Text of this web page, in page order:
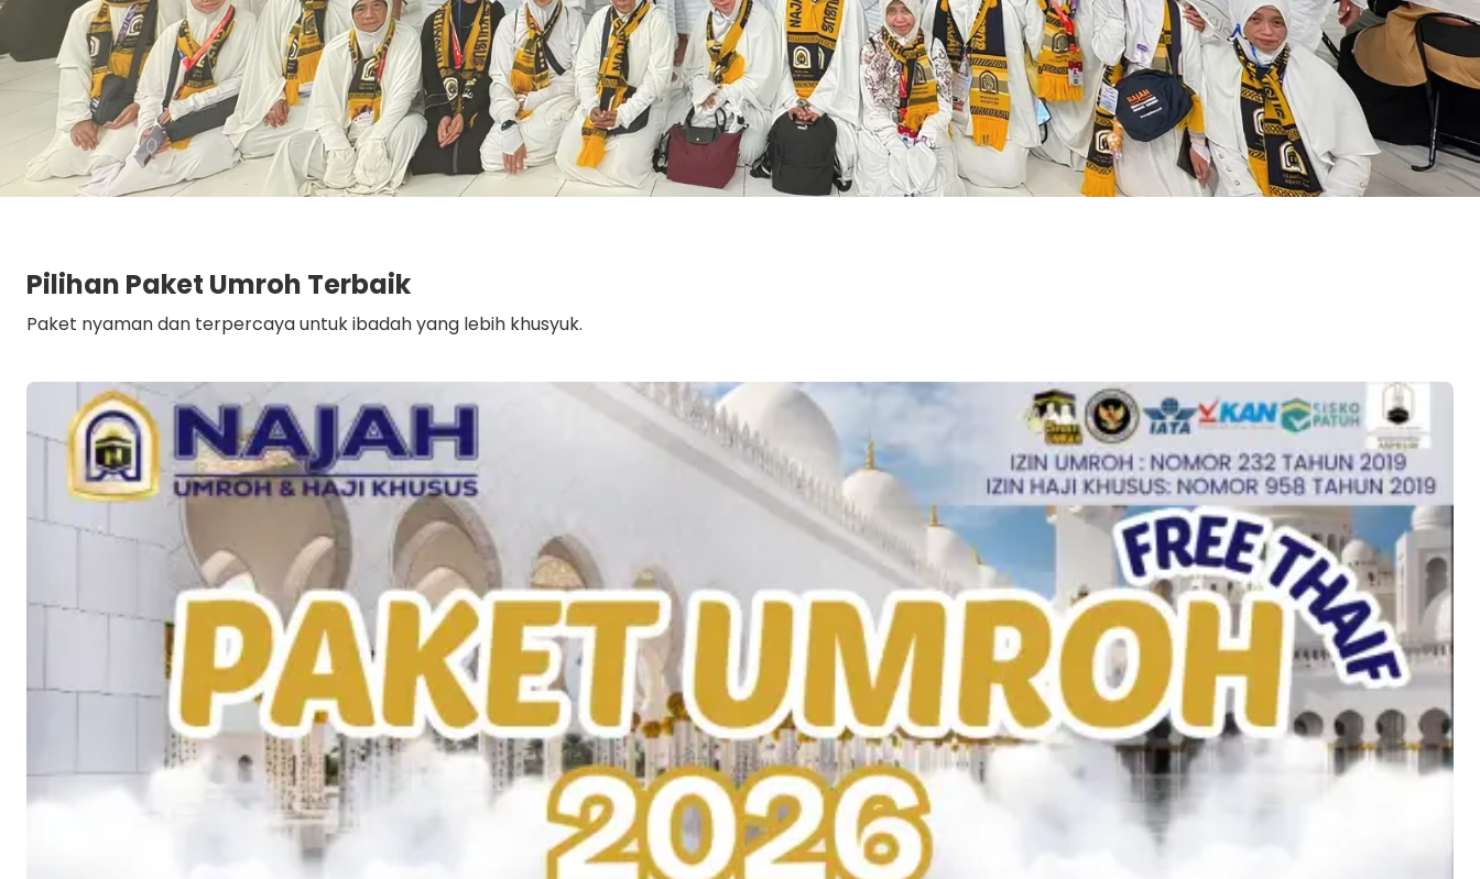
Pilihan Paket Umroh Terbaik
Paket nyaman dan terpercaya untuk ibadah yang lebih khusyuk.